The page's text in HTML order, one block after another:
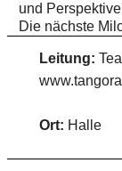
und
Die nächste
Leitung:
Ort: Halle